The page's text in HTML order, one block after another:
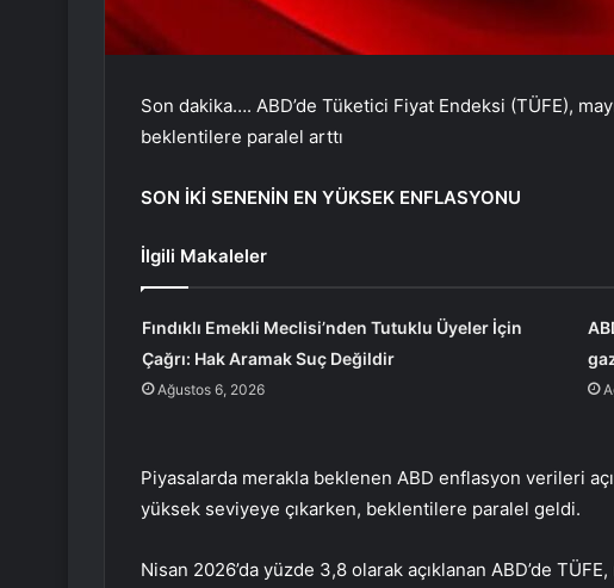
Son dakika…. ABD’de Tüketici Fiyat Endeksi (TÜFE),
beklentilere paralel arttı
SON İKİ SENENİN EN YÜKSEK ENFLASYONU
İlgili Makaleler
Fındıklı Emekli Meclisi’nden Tutuklu Üyeler İçin
Çağrı: Hak Aramak Suç Değildir
Ağustos 6, 2026
Piyasalarda merakla beklenen ABD enflasyon verileri
yüksek seviyeye çıkarken, beklentilere paralel geldi.
Nisan 2026’da yüzde 3,8 olarak açıklanan ABD’de